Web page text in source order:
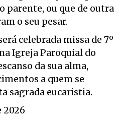
parente, ou que de outra
o seu pesar.
celebrada missa de 7º
Igreja Paroquial do
da sua alma,
a quem se
sagrada eucaristia.
2026